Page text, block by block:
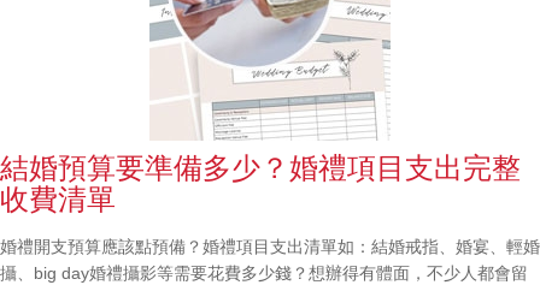
結婚預算要準備多少？婚禮項目支出完整
收費清單
婚禮開支預算應該點預備？婚禮項目支出清單如：結婚戒指、婚宴、輕婚
攝、big day婚禮攝影等需要花費多少錢？想辦得有體面，不少人都會留